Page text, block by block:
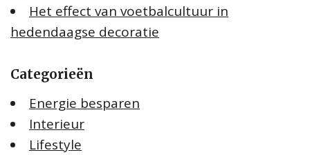
Het effect van voetbalcultuur in
hedendaagse decoratie
Categorieën
Energie besparen
Interieur
Lifestyle